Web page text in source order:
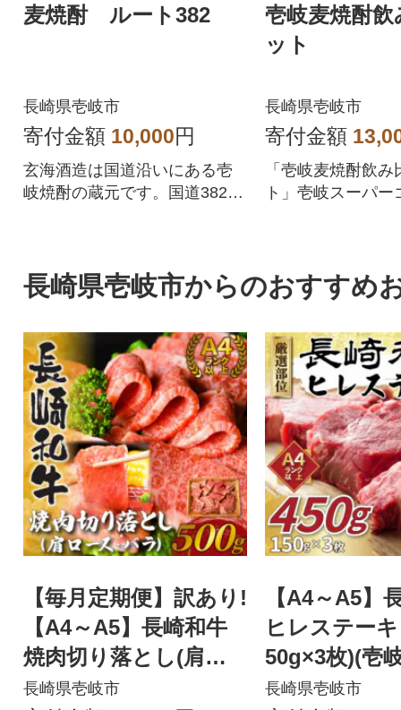
麦焼酎 ルート382
長崎県壱岐市
寄付金額 10,000円
玄海酒造は国道沿いにある壱
岐焼酎の蔵元です。国道382号
壱岐麦焼酎
ット
長崎県壱岐市
寄付金額
「壱岐麦焼酎飲み
ト」壱岐スーパー
長崎県壱岐市からのおすすめ
【毎月定期便】訳あり!
【A4～A5】長崎和牛
焼肉切り落とし(肩ロ
ース・バラ)500g(壱岐
長崎県壱岐市
【A4～A5】
ヒレステー
50g×3枚)(壱
長崎県壱岐市